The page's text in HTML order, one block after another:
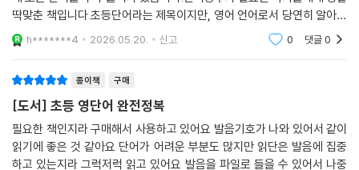
Chapter 11. 스포츠, 여가
Unit 02 오락, 취미
Unit 04 여가
Unit 05 영화
딱맞춘 책입니다.초등단어라는 제목이지만, 영어 언어로서 당연히 알아야
할 기본중의 기본 단어들을 모두 배울 수 있습니다.좋은책 집필해주신 작
가님들 감사합니다
h*******4 2026.05.20. 신고 0 댓글0
종이책 구매
[도서] 초등 영단어 완전정복
필요한 책인지라 구매해서 사용하고 있어요 발음기호가 나와 있어서 같이
읽기에 좋은 것 같아요 단어가 어려운 부분도 많지만 읽단은 발음에 집중
하고 있는지라 그럭저럭 읽고 있어요 발음을 파일로 들을 수 있어서 나중